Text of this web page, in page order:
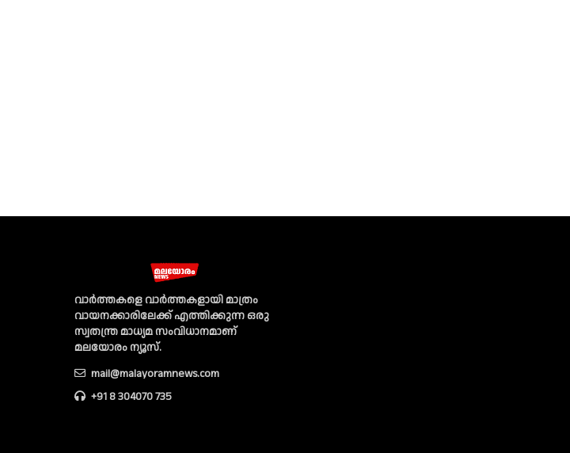
വാര്‍ത്തകളെ വാര്‍ത്തകളായി മാത്രം
വായനക്കാരിലേക്ക് എത്തിക്കുന്ന ഒരു
സ്വതന്ത്ര മാധ്യമ സംവിധാനമാണ്
മലയോരം ന്യൂസ്‌.
mail@malayoramnews.com
+91 8 304070 735